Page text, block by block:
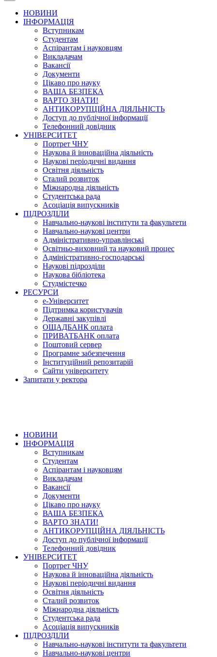
НОВИНИ
ІНФОРМАЦІЯ
Вступникам
Студентам
Аспірантам і науковцям
Викладачам
Вакансії
Документи
Цікаво про науку
ВАША БЕЗПЕКА
ВАРТО ЗНАТИ!
АНТИКОРУПЦІЙНА ДІЯЛЬНІСТЬ
Доступ до публічної інформації
Телефонний довідник
УНІВЕРСИТЕТ
Портрет ЧНУ
Наукова й інноваційна діяльність
Наукові періодичні видання
Освітня діяльність
Сталий розвиток
Міжнародна діяльність
Студентська рада
Асоціація випускників
ПІДРОЗДІЛИ
Навчально-наукові інститути та факультети
Навчально-наукові центри
Адміністративно-управлінські
Освітньо-виховний та науковий процес
Адміністративно-господарські
Наукові підрозділи
Наукова бібліотека
Студмістечко
РЕСУРСИ
е-Університет
Підтримка користувачів
Державні закупівлі
ОЩАДБАНК оплата
ПРИВАТБАНК оплата
Поштовий сервер
Програмне забезпечення
Інституційний репозитарій
Сайти університету
Запитати у ректора
НОВИНИ
ІНФОРМАЦІЯ
Вступникам
Студентам
Аспірантам і науковцям
Викладачам
Вакансії
Документи
Цікаво про науку
ВАША БЕЗПЕКА
ВАРТО ЗНАТИ!
АНТИКОРУПЦІЙНА ДІЯЛЬНІСТЬ
Доступ до публічної інформації
Телефонний довідник
УНІВЕРСИТЕТ
Портрет ЧНУ
Наукова й інноваційна діяльність
Наукові періодичні видання
Освітня діяльність
Сталий розвиток
Міжнародна діяльність
Студентська рада
Асоціація випускників
ПІДРОЗДІЛИ
Навчально-наукові інститути та факультети
Навчально-наукові центри